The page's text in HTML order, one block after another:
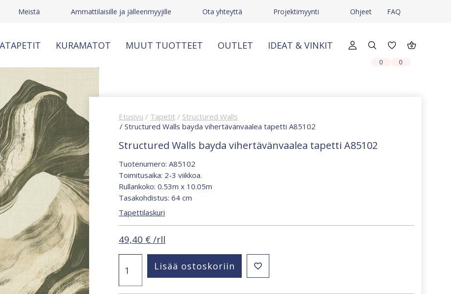
Meistä Ammattilaisille ja jälleenmyyjille Ota yhteyttä Projektimyynti Ohjeet FAQ
KURAMATOT MUUT TUOTTEET OUTLET IDEAT & VINKIT
0 0
Etusivu / Tapetit / Structured Walls
/ Structured Walls bayda vihertävänvaalea tapetti A85102
Structured Walls bayda vihertävänvaalea tapetti A85102
Tuotenumero: A85102
Toimitusaika: 2-3 viikkoa.
Rullankoko: 0.53m x 10.05m
Tasakohdistus: 64 cm
Tapettilaskuri
49,40 € /rll
Walls
vihertävänvaalea
Lisää ostoskoriin